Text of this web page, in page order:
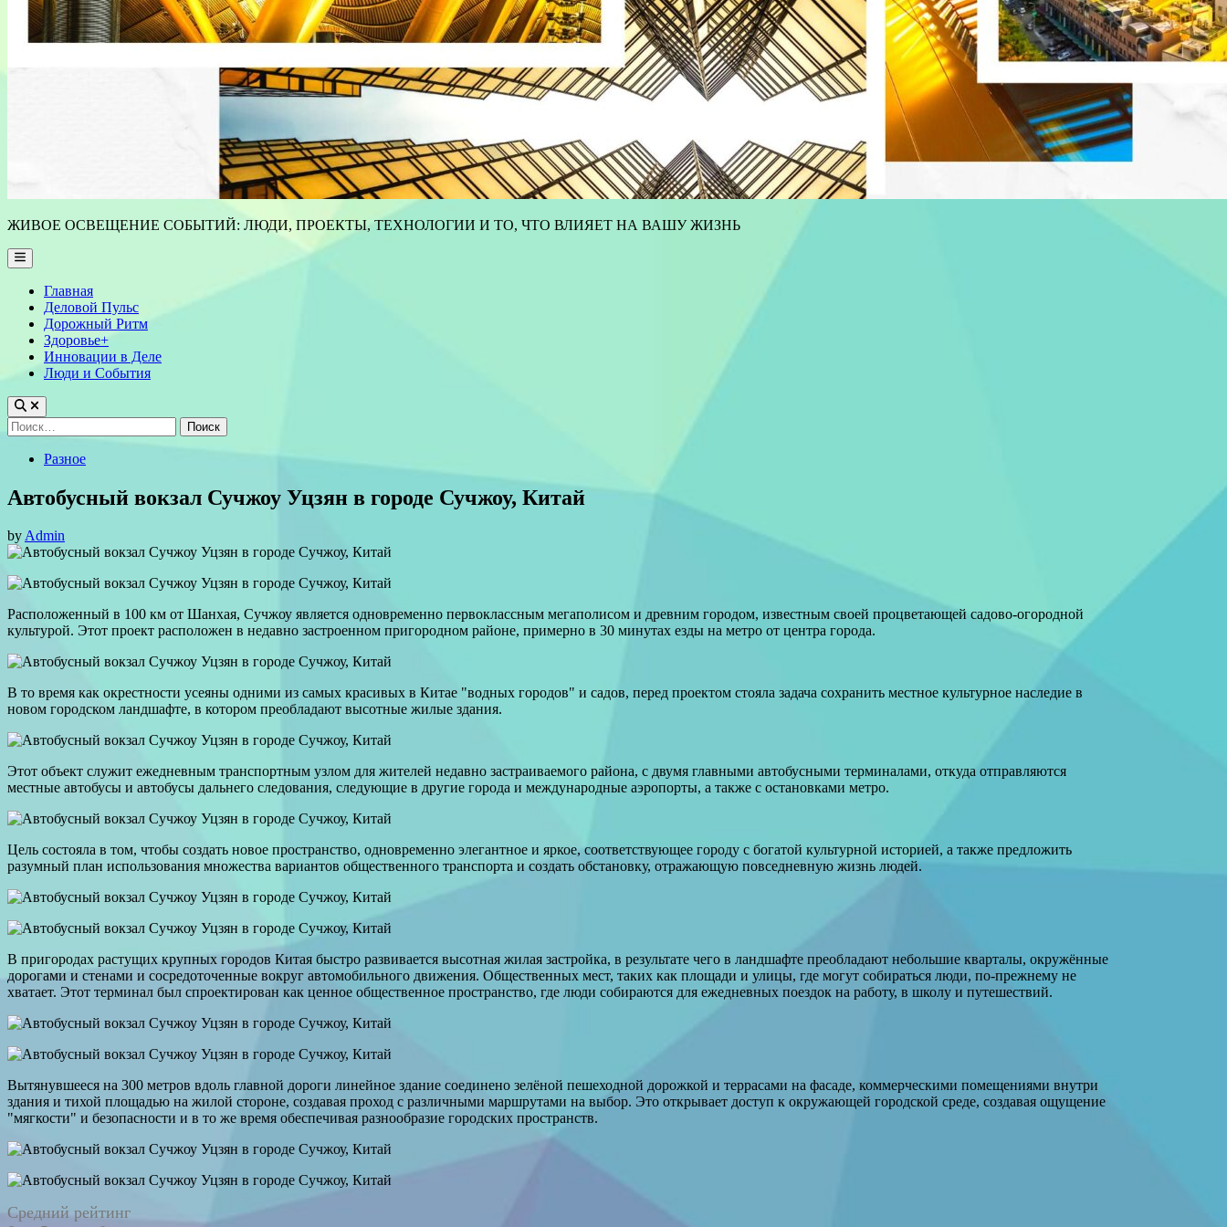
ЖИВОЕ ОСВЕЩЕНИЕ СОБЫТИЙ: ЛЮДИ, ПРОЕКТЫ, ТЕХНОЛОГИИ И ТО, ЧТО ВЛИЯЕТ НА ВАШУ ЖИЗНЬ
Main
Menu
Главная
Деловой Пульс
Дорожный Ритм
Здоровье+
Инновации в Деле
Люди и События
Найти:
PostedРазное
Автобусный вокзал Сучжоу Уцзян в городе Сучжоу, Китай
byAdmin
Расположенный в 100 км от Шанхая, Сучжоу является одновременно первоклассным мегаполисом и древним городом, известным своей процветающей садово-огородной
культурой. Этот проект расположен в недавно застроенном пригородном районе, примерно в 30 минутах езды на метро от центра города.
В то время как окрестности усеяны одними из самых красивых в Китае "водных городов" и садов, перед проектом стояла задача сохранить местное культурное наследие в
новом городском ландшафте, в котором преобладают высотные жилые здания.
Этот объект служит ежедневным транспортным узлом для жителей недавно застраиваемого района, с двумя главными автобусными терминалами, откуда отправляются
местные автобусы и автобусы дальнего следования, следующие в другие города и международные аэропорты, а также с остановками метро.
Цель состояла в том, чтобы создать новое пространство, одновременно элегантное и яркое, соответствующее городу с богатой культурной историей, а также предложить
разумный план использования множества вариантов общественного транспорта и создать обстановку, отражающую повседневную жизнь людей.
В пригородах растущих крупных городов Китая быстро развивается высотная жилая застройка, в результате чего в ландшафте преобладают небольшие кварталы, окружённые
дорогами и стенами и сосредоточенные вокруг автомобильного движения. Общественных мест, таких как площади и улицы, где могут собираться люди, по-прежнему не
хватает. Этот терминал был спроектирован как ценное общественное пространство, где люди собираются для ежедневных поездок на работу, в школу и путешествий.
Вытянувшееся на 300 метров вдоль главной дороги линейное здание соединено зелёной пешеходной дорожкой и террасами на фасаде, коммерческими помещениями внутри
здания и тихой площадью на жилой стороне, создавая проход с различными маршрутами на выбор. Это открывает доступ к окружающей городской среде, создавая ощущение
"мягкости" и безопасности и в то же время обеспечивая разнообразие городских пространств.
Средний рейтинг